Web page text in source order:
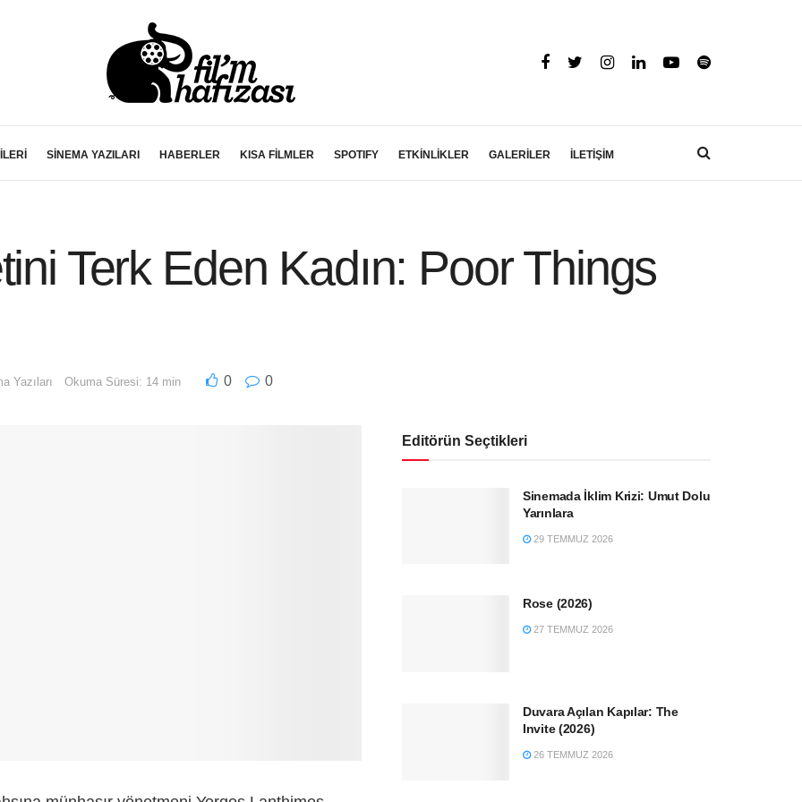
SİNEMA YAZILARI HABERLER KISA FİLMLER SPOTIFY ETKİNLİKLER GALERİLER İLETİŞİM
Terk Eden Kadın: Poor Things
Yazıları Okuma Süresi: 14 min 0 0
Editörün Seçtikleri
Sinemada İklim Krizi: Umut Dolu
Yarınlara
29 TEMMUZ 2026
Rose (2026)
27 TEMMUZ 2026
Duvara Açılan Kapılar: The
Invite (2026)
26 TEMMUZ 2026